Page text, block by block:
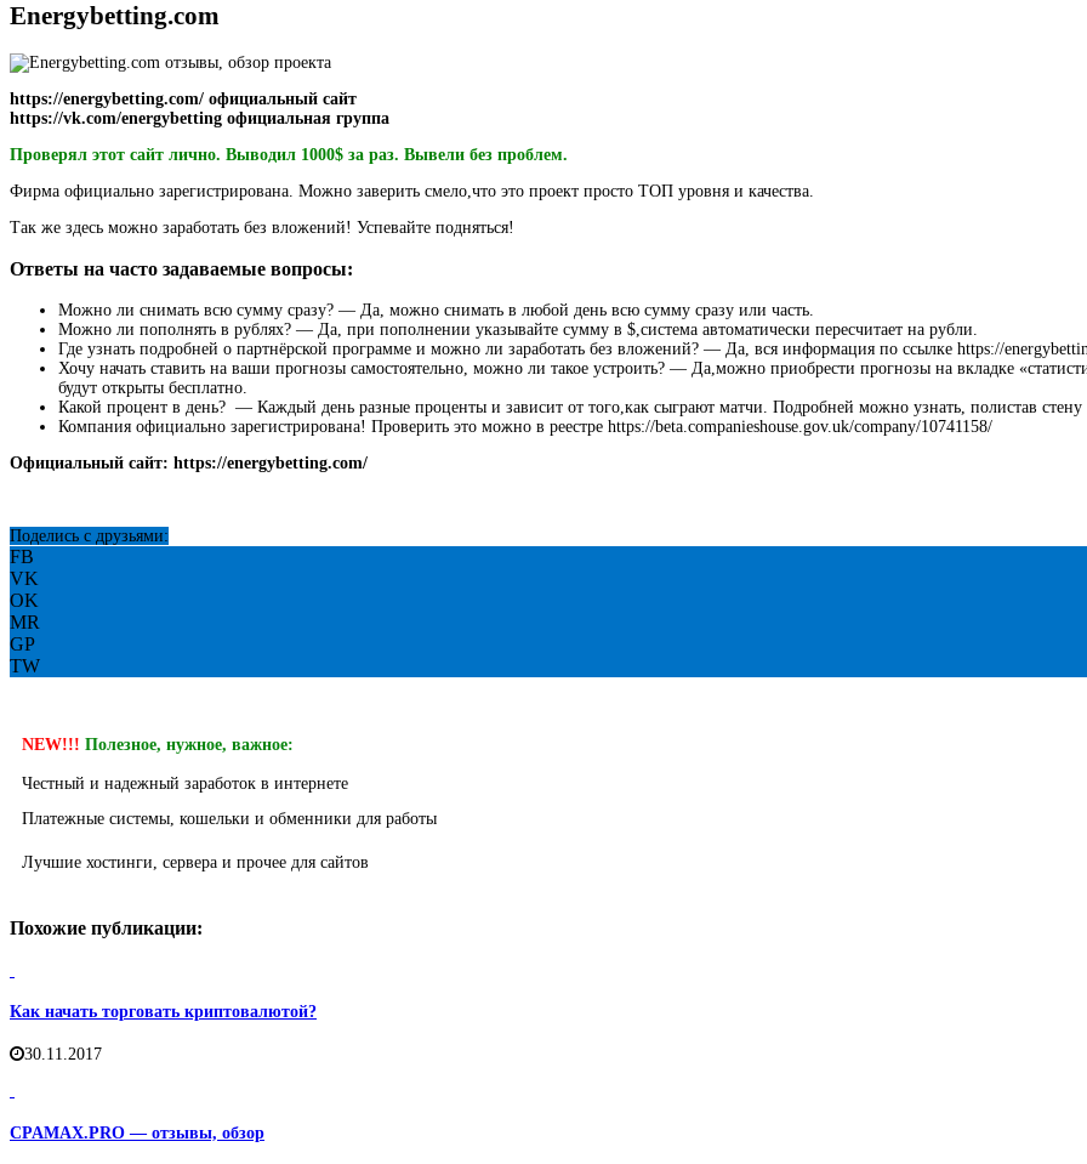
Energybetting.com
https://energybetting.com/ официальный сайт
https://vk.com/energybetting официальная группа
Проверял этот сайт лично. Выводил 1000$ за раз. Вывели без проблем.
Фирма официально зарегистрирована. Можно заверить смело,что это проект просто ТОП уровня и качества.
Так же здесь можно заработать без вложений! Успевайте подняться!
Ответы на часто задаваемые вопросы:
Можно ли снимать всю сумму сразу? — Да, можно снимать в любой день всю сумму сразу или часть.
Можно ли пополнять в рублях? — Да, при пополнении указывайте сумму в $,система автоматически пересчитает на рубли.
Где узнать подробней о партнёрской программе и можно ли заработать без вложений? — Да, вся информация по ссылке https://
Хочу начать ставить на ваши прогнозы самостоятельно, можно ли такое устроить? — Да,можно приобрести прогнозы на вкладке
будут открыты бесплатно.
Какой процент в день? — Каждый день разные проценты и зависит от того,как сыграют матчи. Подробней можно узнать, полистав
Компания официально зарегистрирована! Проверить это можно в реестре https://beta.companieshouse.gov.uk/company/10741158/
Официальный сайт: https://energybetting.com/
Поделись с друзьями:
FB
VK
OK
MR
GP
TW
NEW!!! Полезное, нужное, важное:
Честный и надежный заработок в интернете
Платежные системы, кошельки и обменники для работы
Лучшие хостинги, сервера и прочее для сайтов
Похожие публикации:
Как начать торговать криптовалютой?
30.11.2017
CPAMAX.PRO — отзывы, обзор